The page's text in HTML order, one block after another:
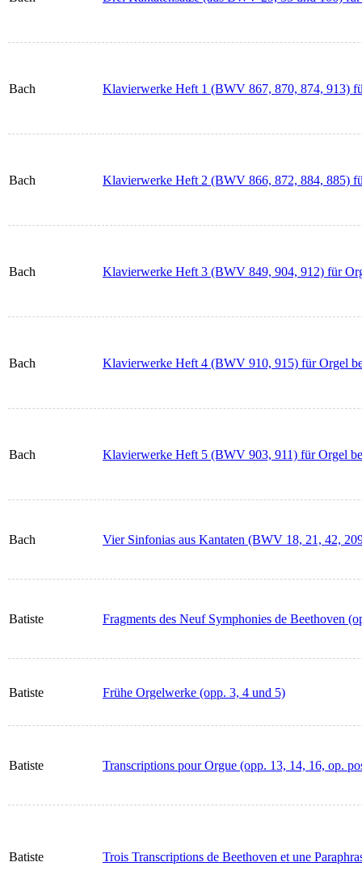
Bach Klavierwerke Heft 1 (BWV 867, 870, 874, 913)
Bach Klavierwerke Heft 2 (BWV 866, 872, 884, 885)
Bach Klavierwerke Heft 3 (BWV 849, 904, 912) für
Bach Klavierwerke Heft 4 (BWV 910, 915) für Orgel
Bach Klavierwerke Heft 5 (BWV 903, 911) für Orgel
Bach Vier Sinfonias aus Kantaten (BWV 18, 21, 42,
Batiste Fragments des Neuf Symphonies de Beethoven
Batiste Frühe Orgelwerke (opp. 3, 4 und 5)
Batiste Transcriptions pour Orgue (opp. 13, 14, 16, op.
Batiste Trois Transcriptions de Beethoven et une